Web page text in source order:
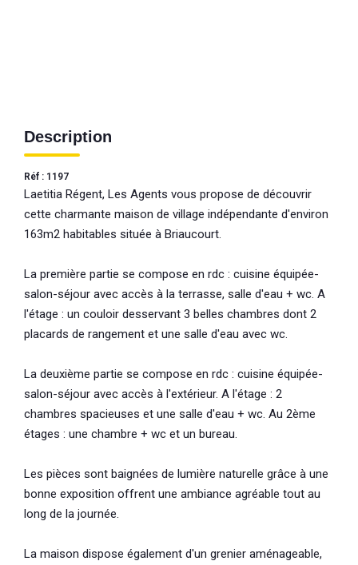
Description
Réf : 1197
Laetitia Régent, Les Agents vous propose de découvrir
cette charmante maison de village indépendante d'environ
163m2 habitables située à Briaucourt.
La première partie se compose en rdc : cuisine équipée-
salon-séjour avec accès à la terrasse, salle d'eau + wc. A
l'étage : un couloir desservant 3 belles chambres dont 2
placards de rangement et une salle d'eau avec wc.
La deuxième partie se compose en rdc : cuisine équipée-
salon-séjour avec accès à l'extérieur. A l'étage : 2
chambres spacieuses et une salle d'eau + wc. Au 2ème
étages : une chambre + wc et un bureau.
Les pièces sont baignées de lumière naturelle grâce à une
bonne exposition offrent une ambiance agréable tout au
long de la journée.
La maison dispose également d'un grenier aménageable,